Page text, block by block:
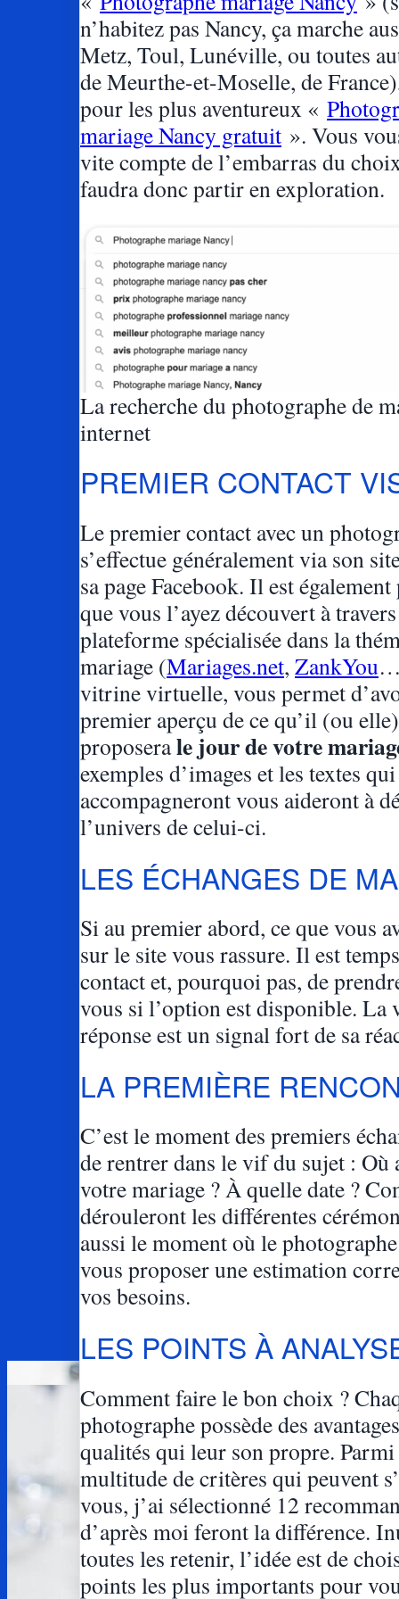
n’habitez pas Nancy, ça marche
Metz, Toul, Lunéville, ou toutes
de Meurthe-et-Moselle, de
pour les plus aventureux «
mariage Nancy gratuit ». Vous
vite compte de l’embarras du
faudra donc partir en exploration.
La recherche du photographe de
internet
PREMIER CONTACT
Le premier contact avec un
s’effectue généralement via son
sa page Facebook. Il est
que vous l’ayez découvert à
plateforme spécialisée dans la
mariage (Mariages.net, ZankYou
vitrine virtuelle, vous permet
premier aperçu de ce qu’il (ou
proposerale jour de votre
exemples d’images et les textes
accompagneront vous aideront à
l’univers de celui-ci.
LES ÉCHANGES DE
Si au premier abord, ce que vous
sur le site vous rassure. Il est
contact et, pourquoi pas, de
vous si l’option est disponible. La
réponse est un signal fort de sa
LA PREMIÈRE
C’est le moment des premiers
de rentrer dans le vif du sujet : Où
votre mariage ? À quelle date ?
dérouleront les différentes
aussi le moment où le
vous proposer une estimation
vos besoins.
LES POINTS À
Comment faire le bon choix ?
photographe possède des
qualités qui leur son propre.
multitude de critères qui peuvent
vous, j’ai sélectionné 12
d’après moi feront la différence.
toutes les retenir, l’idée est de
points les plus importants pour